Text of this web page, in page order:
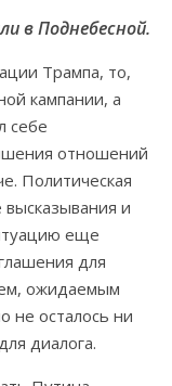
в Поднебесной.
Трампа, то,
кампании, а
себе
отношений
Политическая
и
еще
для
ожидаемым
не осталось ни
диалога.